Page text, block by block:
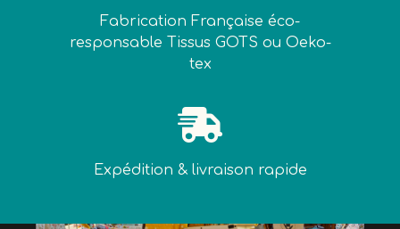
Fabrication Française éco-
responsable Tissus GOTS ou Oeko-
tex

Expédition & livraison rapide